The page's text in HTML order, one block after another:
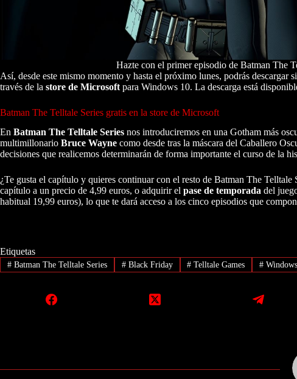
Hazte con el primer episodio de Batman The
Así, desde este mismo momento y hasta el próximo lunes, podrás descargar
través de la store de Microsoft para Windows 10. La descarga está
Batman The Telltale Series gratis en la store de Microsoft
En Batman The Telltale Series nos introduciremos en una Gotham más
multimillonario Bruce Wayne como desde tras la máscara del Caballero
decisiones que realicemos determinarán de forma importante el curso de la
¿Te gusta el capítulo y quieres continuar con el resto de Batman The Telltale
capítulo a un precio de 4,99 euros, o adquirir el pase de temporada del
habitual 19,99 euros), lo que te dará acceso a los cinco episodios que
Etiquetas
#Batman The Telltale Series #Black Friday # Telltale Games #